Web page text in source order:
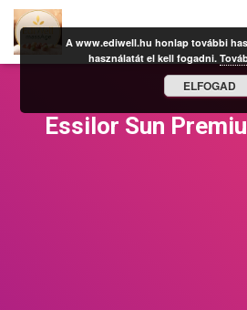
Essilor Sun
A www.ediwell.hu honlap további
használatát el kell fogadni.
ELFOGAD